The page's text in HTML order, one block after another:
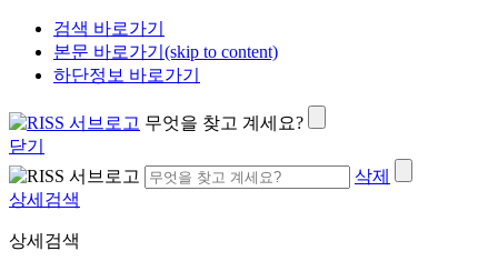
검색 바로가기
본문 바로가기(skip to content)
하단정보 바로가기
무엇을 찾고 계세요?
닫기
삭제
상세검색
상세검색